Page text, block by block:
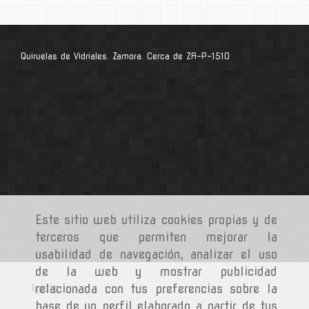
Este sitio web utiliza cookies propias y de
terceros que permiten mejorar la
usabilidad de navegación, analizar el uso
de la web y mostrar publicidad
relacionada con tus preferencias sobre la
base de un perfil elaborado a partir de tus
Quiruelas de Vidriales. Zamora. Cerca de ZA-P-1510
Inicio